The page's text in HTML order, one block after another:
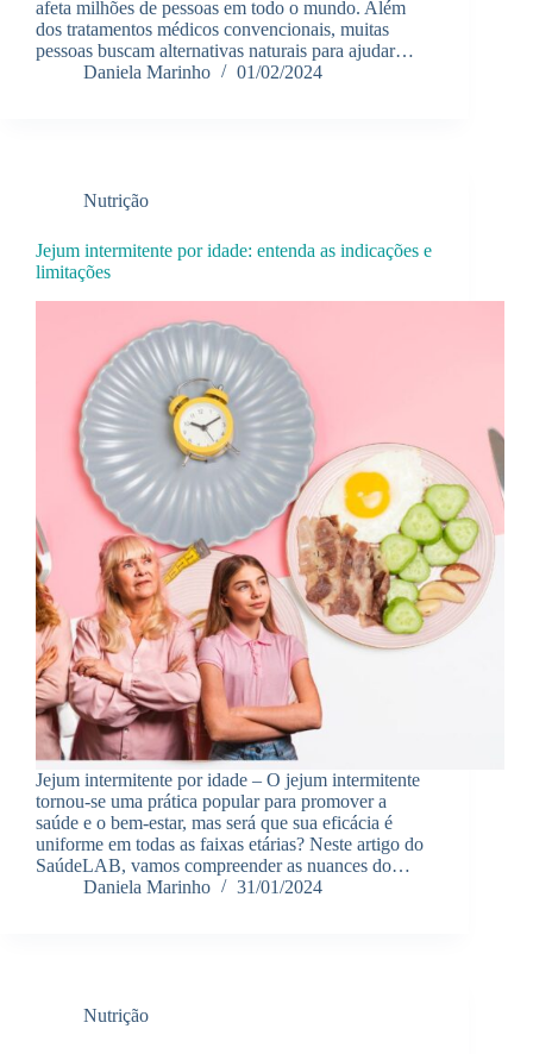
afeta milhões de pessoas em todo o mundo. Além
dos tratamentos médicos convencionais, muitas
pessoas buscam alternativas naturais para ajudar…
Daniela Marinho
01/02/2024
Nutrição
Jejum intermitente por idade: entenda as indicações e
limitações
Jejum intermitente por idade – O jejum intermitente
tornou-se uma prática popular para promover a
saúde e o bem-estar, mas será que sua eficácia é
uniforme em todas as faixas etárias? Neste artigo do
SaúdeLAB, vamos compreender as nuances do…
Daniela Marinho
31/01/2024
Nutrição